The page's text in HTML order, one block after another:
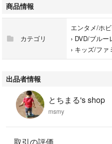
商品情報
カテゴリ
エンタメ/ホ
› DVD/ブルー
› キッズ/ファ
出品者情報
とちまる's shop
msmy